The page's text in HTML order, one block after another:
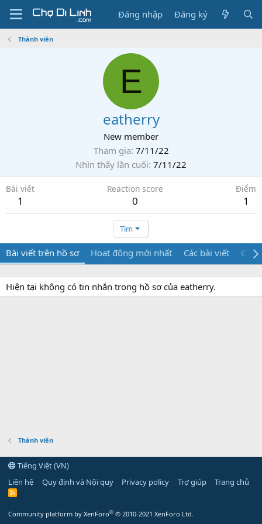
Đăng nhập Đăng ký
Thành viên
E
eatherry
New member
Tham gia 7/11/22
Nhìn thấy lần cuối 7/11/22
Bài viết
1
Reaction score
0
Điểm
1
Tìm
Bài viết trên hồ sơ Hoạt động mới nhất Các bài viết Giới
Hiện tại không có tin nhắn trong hồ sơ của eatherry.
Thành viên
Tiếng Việt (VN)
Liên hệ
Quy định và Nội quy Privacy policy Trợ giúp Trang chủ
R
Community platform by XenForo® © 2010-2021 XenForo Ltd.